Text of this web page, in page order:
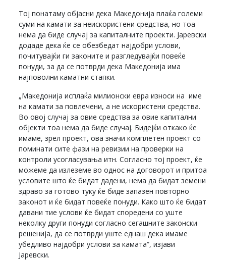
Тој понатаму објасни дека Македонија плаќа големи
суми на камати за неискористени средства, но тоа
нема да биде случај за капиталните проекти. Јаревски
додаде дека ќе се обезбедат најдобри услови,
почитувајќи ги законите и разгледувајќи повеќе
понуди, за да се потврди дека Македонија има
најповолни каматни стапки.
„Македонија исплаќа милионски евра износи на име
на камати за повлечени, а не искористени средства.
Во овој случај за овие средства за овие капитални
објекти тоа нема да биде случај. Бидејќи откако ќе
имаме, зрел проект, ова значи комплетен проект со
поминати сите фази на ревизии на проверки на
контроли усогласувања итн. Согласно тој проект, ќе
можеме да излеземе во однос на договорот и притоа
условите што ќе бидат дадени, нема да бидат земени
здраво за готово туку ќе биде запазен повторно
законот и ќе бидат повеќе понуди. Како што ќе бидат
давани тие услови ќе бидат споредени со уште
неколку други понуди согласно сегашните законски
решенија, да се потврди уште еднаш дека имаме
убедливо најдобри услови за камата“, изјави
Јаревски.